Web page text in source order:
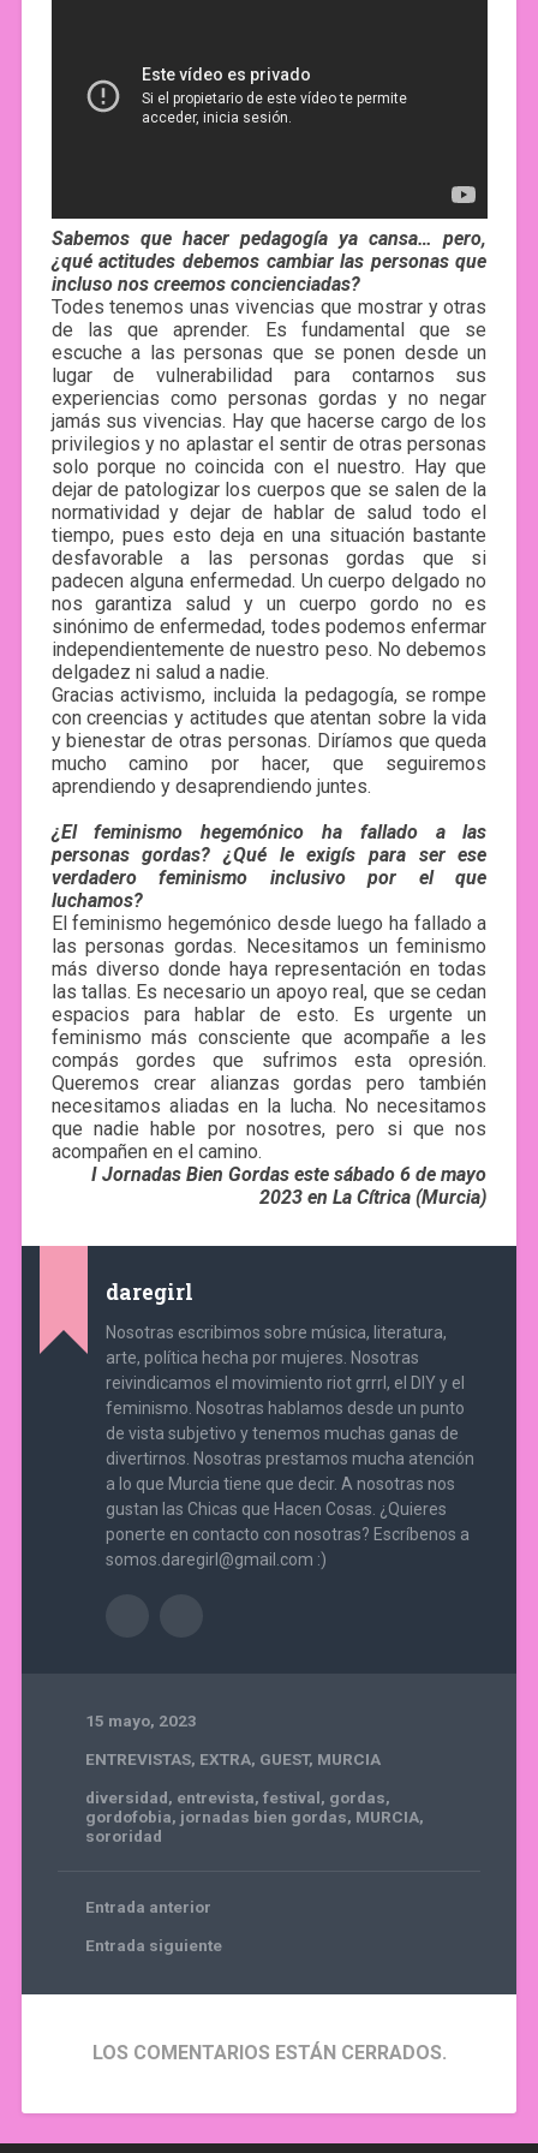
Sabemos que hacer pedagogía ya cansa… pero,
¿qué actitudes debemos cambiar las personas que
incluso nos creemos concienciadas?
Todes tenemos unas vivencias que mostrar y otras
de las que aprender. Es fundamental que se
escuche a las personas que se ponen desde un
lugar de vulnerabilidad para contarnos sus
experiencias como personas gordas y no negar
jamás sus vivencias. Hay que hacerse cargo de los
privilegios y no aplastar el sentir de otras personas
solo porque no coincida con el nuestro. Hay que
dejar de patologizar los cuerpos que se salen de la
normatividad y dejar de hablar de salud todo el
tiempo, pues esto deja en una situación bastante
desfavorable a las personas gordas que si
padecen alguna enfermedad. Un cuerpo delgado no
nos garantiza salud y un cuerpo gordo no es
sinónimo de enfermedad, todes podemos enfermar
independientemente de nuestro peso. No debemos
delgadez ni salud a nadie.
Gracias activismo, incluida la pedagogía, se rompe
con creencias y actitudes que atentan sobre la vida
y bienestar de otras personas. Diríamos que queda
mucho camino por hacer, que seguiremos
aprendiendo y desaprendiendo juntes.
¿El feminismo hegemónico ha fallado a las
personas gordas? ¿Qué le exigís para ser ese
verdadero feminismo inclusivo por el que
luchamos?
El feminismo hegemónico desde luego ha fallado a
las personas gordas. Necesitamos un feminismo
más diverso donde haya representación en todas
las tallas. Es necesario un apoyo real, que se cedan
espacios para hablar de esto. Es urgente un
feminismo más consciente que acompañe a les
compás gordes que sufrimos esta opresión.
Queremos crear alianzas gordas pero también
necesitamos aliadas en la lucha. No necesitamos
que nadie hable por nosotres, pero si que nos
acompañen en el camino.
I Jornadas Bien Gordas este sábado 6 de mayo
2023 en La Cítrica (Murcia)
daregirl
Nosotras escribimos sobre música, literatura,
arte, política hecha por mujeres. Nosotras
reivindicamos el movimiento riot grrrl, el DIY y el
feminismo. Nosotras hablamos desde un punto
de vista subjetivo y tenemos muchas ganas de
divertirnos. Nosotras prestamos mucha atención
a lo que Murcia tiene que decir. A nosotras nos
gustan las Chicas que Hacen Cosas. ¿Quieres
ponerte en contacto con nosotras? Escríbenos a
somos.daregirl@gmail.com :)
15 mayo, 2023
ENTREVISTAS, EXTRA, GUEST, MURCIA
diversidad, entrevista, festival, gordas,
gordofobia, jornadas bien gordas, MURCIA,
sororidad
Entrada anterior
Entrada siguiente
LOS COMENTARIOS ESTÁN CERRADOS.